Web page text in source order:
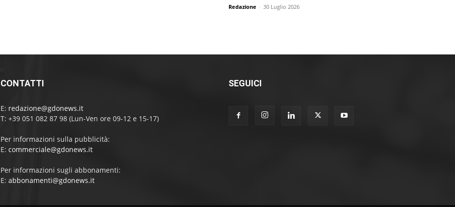
Redazione - 30 Luglio 2026
CONTATTI
E: redazione@gdonews.it
T: +39 051 082 87 98 (Lun-Ven ore 09-12 e 15-17)
Per informazioni sulla pubblicità:
E: commerciale@gdonews.it
Per informazioni sugli abbonamenti:
E: abbonamenti@gdonews.it
SEGUICI